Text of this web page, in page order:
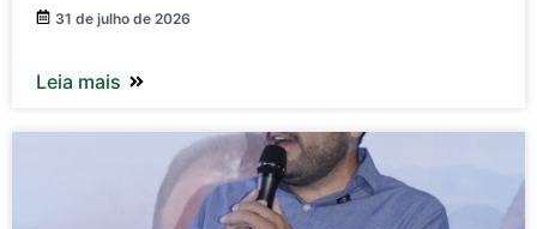
31 de julho de 2026
Leia mais